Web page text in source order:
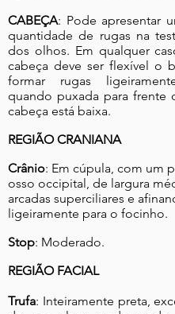
CABEÇA: Pode apresentar
quantidade de rugas na
dos olhos. Em qualquer
cabeça deve ser flexível o
formar rugas
quando puxada para frente
cabeça está baixa.
REGIÃO CRANIANA
Crânio: Em cúpula, com um
osso occipital, de largura
arcadas superciliares e
ligeiramente para o focinho.
Stop: Moderado.
REGIÃO FACIAL
Trufa: Inteiramente preta,